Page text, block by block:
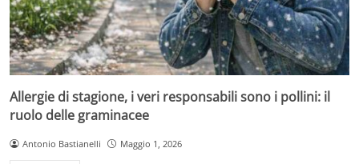
Allergie di stagione, i veri responsabili sono i pollini: il
ruolo delle graminacee
Antonio Bastianelli Maggio 1, 2026